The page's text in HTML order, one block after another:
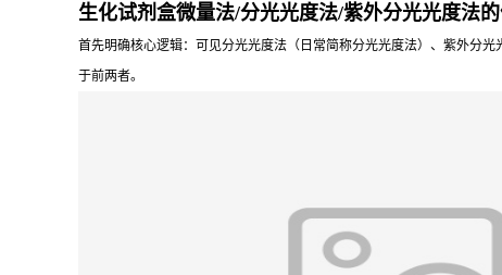
生化试剂盒微量法/分光光度法/紫外分光光度法
首先明确核心逻辑：可见分光光度法（日常简称分光光度法）、紫外分
于前两者。